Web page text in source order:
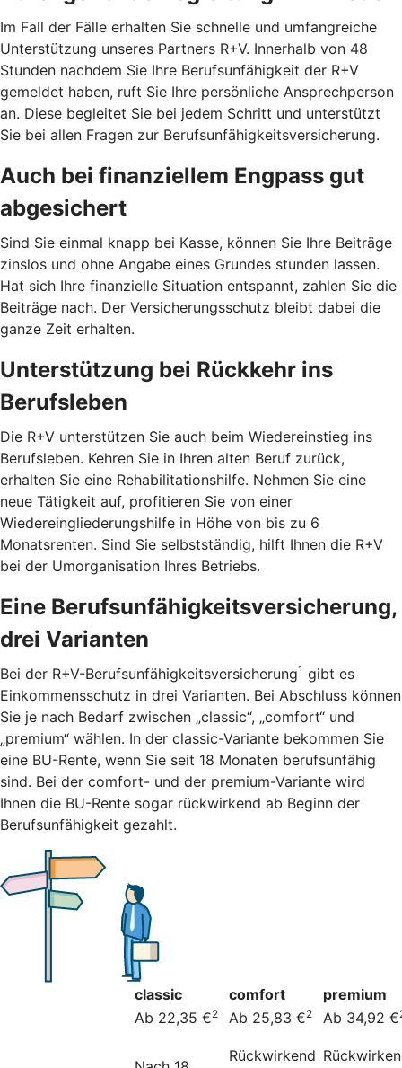
Im Fall der Fälle erhalten Sie schnelle und umfangreiche
Unterstützung unseres Partners R+V. Innerhalb von 48
Stunden nachdem Sie Ihre Berufsunfähigkeit der R+V
gemeldet haben, ruft Sie Ihre persönliche Ansprechperson
an. Diese begleitet Sie bei jedem Schritt und unterstützt
Sie bei allen Fragen zur Berufsunfähigkeitsversicherung.
Auch bei finanziellem Engpass gut
abgesichert
Sind Sie einmal knapp bei Kasse, können Sie Ihre Beiträge
zinslos und ohne Angabe eines Grundes stunden lassen.
Hat sich Ihre finanzielle Situation entspannt, zahlen Sie die
Beiträge nach. Der Versicherungsschutz bleibt dabei die
ganze Zeit erhalten.
Unterstützung bei Rückkehr ins
Berufsleben
Die R+V unterstützen Sie auch beim Wiedereinstieg ins
Berufsleben. Kehren Sie in Ihren alten Beruf zurück,
erhalten Sie eine Rehabilitationshilfe. Nehmen Sie eine
neue Tätigkeit auf, profitieren Sie von einer
Wiedereingliederungshilfe in Höhe von bis zu 6
Monatsrenten. Sind Sie selbstständig, hilft Ihnen die R+V
bei der Umorganisation Ihres Betriebs.
Eine Berufsunfähigkeitsversicherung,
drei Varianten
Bei der R+V-Berufsunfähigkeitsversicherung1 gibt es
Einkommensschutz in drei Varianten. Bei Abschluss können
Sie je nach Bedarf zwischen „classic“, „comfort“ und
„premium“ wählen. In der classic-Variante bekommen Sie
eine BU-Rente, wenn Sie seit 18 Monaten berufsunfähig
sind. Bei der comfort- und der premium-Variante wird
Ihnen die BU-Rente sogar rückwirkend ab Beginn der
Berufsunfähigkeit gezahlt.
classic comfort
premium
Ab 22,35 €2 Ab 25,83 €2 Ab 34,92 €
Rückwirkend